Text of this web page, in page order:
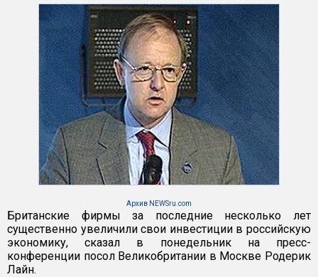
Архив NEWSru.com
Британские фирмы за последние несколько лет
существенно увеличили свои инвестиции в российскую
экономику, сказал в понедельник на пресс-
конференции посол Великобритании в Москве Родерик
Лайн.